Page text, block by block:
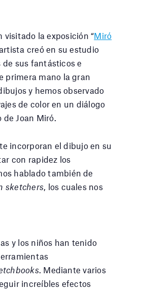
la exposición “Miró
creó en su estudio
de sus fantásticos e
primera mano la gran
y hemos observado
de color en un diálogo
Joan Miró.
incorporan el dibujo en su
con rapidez los
hablado también de
sketchers, los cuales nos
y los niños han tenido
. Mediante varios
increíbles efectos